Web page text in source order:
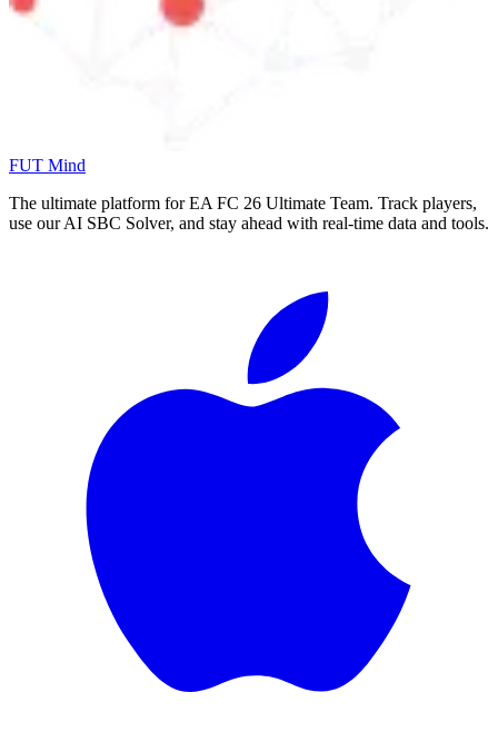
FUT Mind
The ultimate platform for EA FC 26 Ultimate Team. Track players,
use our AI SBC Solver, and stay ahead with real-time data and tools.